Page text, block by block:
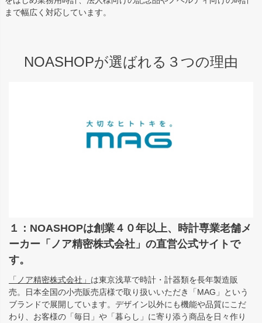
まで幅広く対応しています。
NOASHOPが選ばれる３つの理由
１：NOASHOPは創業４０年以上、時計専業老舗メ
ーカー「ノア精密株式会社」の直営公式サイトで
す。
「ノア精密株式会社」 は東京浅草で時計・計器類を長年製造販
売。日本全国の小売販売店様で取り扱いいただき「MAG」という
ブランドで展開しています。デザイン以外にも機能や品質にこだ
わり、お客様の「毎日」や「暮らし」に寄り添う商品を日々作り